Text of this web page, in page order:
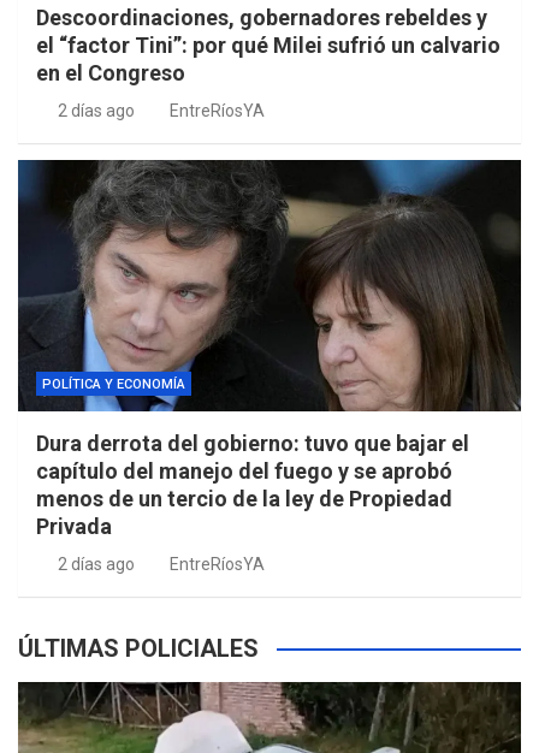
Descoordinaciones, gobernadores rebeldes y
el “factor Tini”: por qué Milei sufrió un calvario
en el Congreso
2 días ago EntreRíosYA
POLÍTICA Y ECONOMÍA
Dura derrota del gobierno: tuvo que bajar el
capítulo del manejo del fuego y se aprobó
menos de un tercio de la ley de Propiedad
Privada
2 días ago EntreRíosYA
ÚLTIMAS POLICIALES